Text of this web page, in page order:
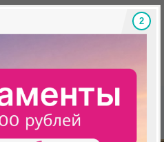
бонусы Готовые
1